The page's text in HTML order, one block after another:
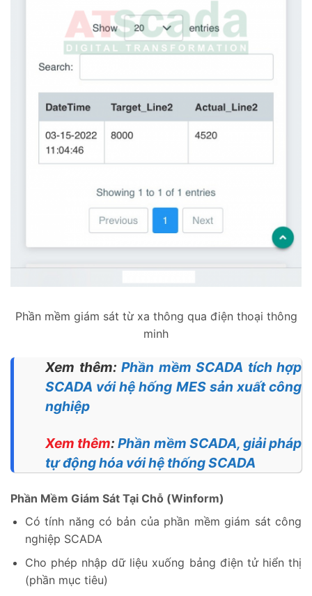
Phần mềm giám sát từ xa thông qua điện thoại thông
minh
Xem thêm: Phần mềm SCADA tích hợp
SCADA với hệ hống MES sản xuất công
nghiệp
Xem thêm:Phần mềm SCADA, giải pháp
tự động hóa với hệ thống SCADA
Phần Mềm Giám Sát Tại Chỗ (Winform)
Có tính năng có bản của phần mềm giám sát công
nghiệp SCADA
Cho phép nhập dữ liệu xuống bảng điện tử hiển thị
(phần mục tiêu)